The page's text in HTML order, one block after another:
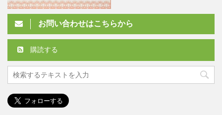
お問い合わせはこちらから
購読する